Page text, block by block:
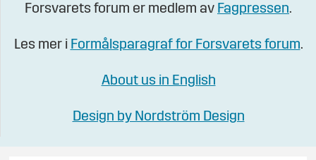
Forsvarets forum er medlem av Fagpressen.
Les mer i Formålsparagraf for Forsvarets forum.
About us in English
Design by Nordström Design